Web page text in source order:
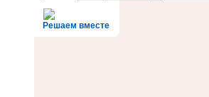
Решаем вместе